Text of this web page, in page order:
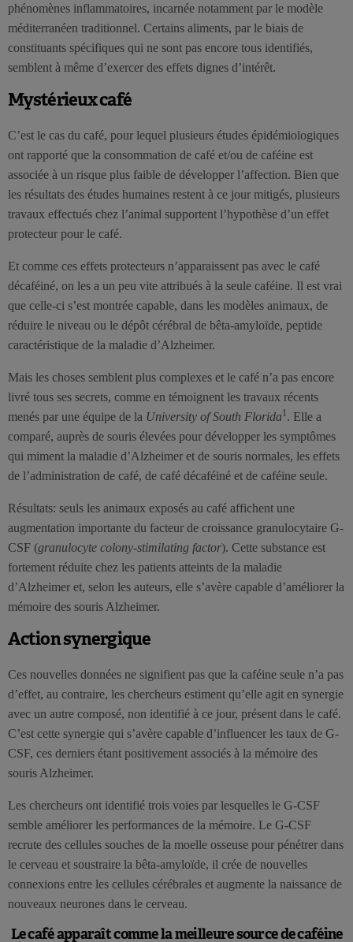
phénomènes inflammatoires, incarnée notamment par le modèle
méditerranéen traditionnel. Certains aliments, par le biais de
constituants spécifiques qui ne sont pas encore tous identifiés,
semblent à même d’exercer des effets dignes d’intérêt.
Mystérieux café
C’est le cas du café, pour lequel plusieurs études épidémiologiques
ont rapporté que la consommation de café et/ou de caféine est
associée à un risque plus faible de développer l’affection. Bien que
les résultats des études humaines restent à ce jour mitigés, plusieurs
travaux effectués chez l’animal supportent l’hypothèse d’un effet
protecteur pour le café.
Et comme ces effets protecteurs n’apparaissent pas avec le café
décaféiné, on les a un peu vite attribués à la seule caféine. Il est vrai
que celle-ci s’est montrée capable, dans les modèles animaux, de
réduire le niveau ou le dépôt cérébral de bêta-amyloïde, peptide
caractéristique de la maladie d’Alzheimer.
Mais les choses semblent plus complexes et le café n’a pas encore
livré tous ses secrets, comme en témoignent les travaux récents
menés par une équipe de la University of South Florida1. Elle a
comparé, auprès de souris élevées pour développer les symptômes
qui miment la maladie d’Alzheimer et de souris normales, les effets
de l’administration de café, de café décaféiné et de caféine seule.
Résultats: seuls les animaux exposés au café affichent une
augmentation importante du facteur de croissance granulocytaire G-
CSF (granulocyte colony-stimilating factor). Cette substance est
fortement réduite chez les patients atteints de la maladie
d’Alzheimer et, selon les auteurs, elle s’avère capable d’améliorer la
mémoire des souris Alzheimer.
Action synergique
Ces nouvelles données ne signifient pas que la caféine seule n’a pas
d’effet, au contraire, les chercheurs estiment qu’elle agit en synergie
avec un autre composé, non identifié à ce jour, présent dans le café.
C’est cette synergie qui s’avère capable d’influencer les taux de G-
CSF, ces derniers étant positivement associés à la mémoire des
souris Alzheimer.
Les chercheurs ont identifié trois voies par lesquelles le G-CSF
semble améliorer les performances de la mémoire. Le G-CSF
recrute des cellules souches de la moelle osseuse pour pénétrer dans
le cerveau et soustraire la bêta-amyloïde, il crée de nouvelles
connexions entre les cellules cérébrales et augmente la naissance de
nouveaux neurones dans le cerveau.
Le café apparaît comme la meilleure source de caféine